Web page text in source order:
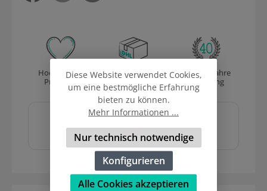
Hochwertige
Produkte
Versand
mit DHL
Über 40 Jahre
Erfahrung
Sicher und schnell
bezahlen mit
Diese Website verwendet Cookies,
um eine bestmögliche Erfahrung
bieten zu können.
Mehr Informationen ...
Nur technisch notwendige
Konfigurieren
Alle Cookies akzeptieren